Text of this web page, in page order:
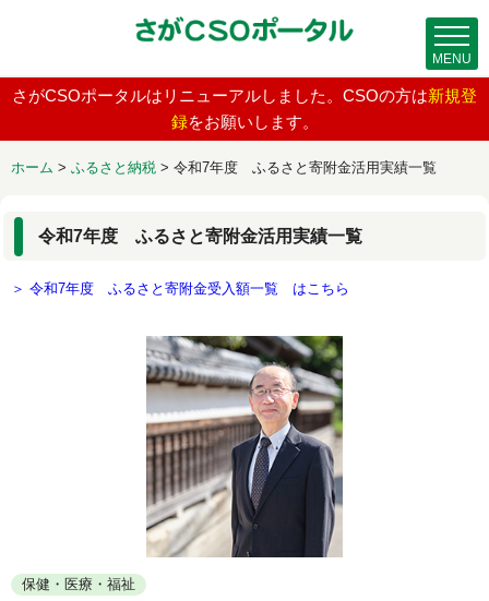
さがCSOポータルはリニューアルしました。CSOの方は新規登
録をお願いします。
ホーム > ふるさと納税 > 令和7年度 ふるさと寄附金活用実績一覧
令和7年度 ふるさと寄附金活用実績一覧
＞ 令和7年度 ふるさと寄附金受入額一覧 はこちら
保健・医療・福祉
MENU